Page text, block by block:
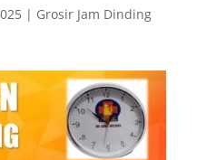
| Grosir Jam Dinding